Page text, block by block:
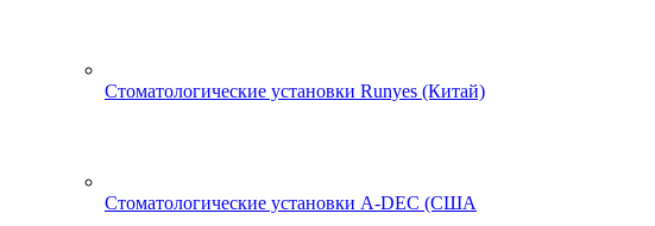
Стоматологические установки Runyes (Китай)
Стоматологические установки A-DEC (США